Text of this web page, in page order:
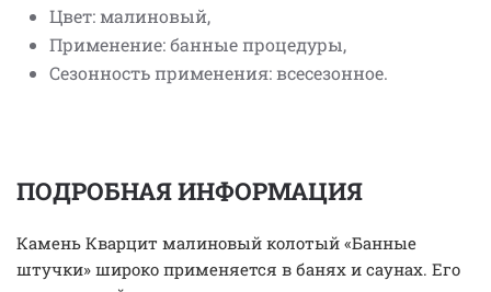
Цвет: малиновый,
Применение: банные процедуры,
Сезонность применения: всесезонное.
ПОДРОБНАЯ ИНФОРМАЦИЯ
Камень Кварцит малиновый колотый «Банные
штучки» широко применяется в банях и саунах. Его